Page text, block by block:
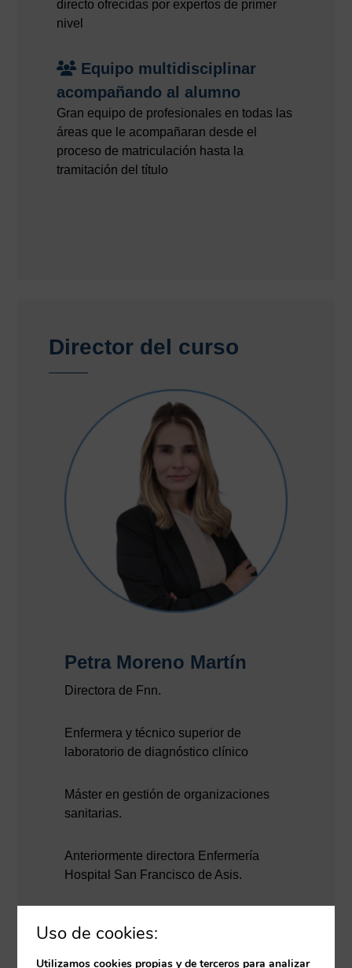
directo ofrecidas por expertos de primer
nivel
Equipo multidisciplinar
acompañando al alumno
Gran equipo de profesionales en todas las
áreas que le acompañaran desde el
proceso de matriculación hasta la
tramitación del título
Director del curso
Petra Moreno Martín
Directora de Fnn.
Enfermera y técnico superior de
laboratorio de diagnóstico clínico
Máster en gestión de organizaciones
sanitarias.
Anteriormente directora Enfermería
Hospital San Francisco de Asis.
universidades: Europea de Madrid,
Uso de cookies:
Utilizamos cookies propias y de terceros para analizar